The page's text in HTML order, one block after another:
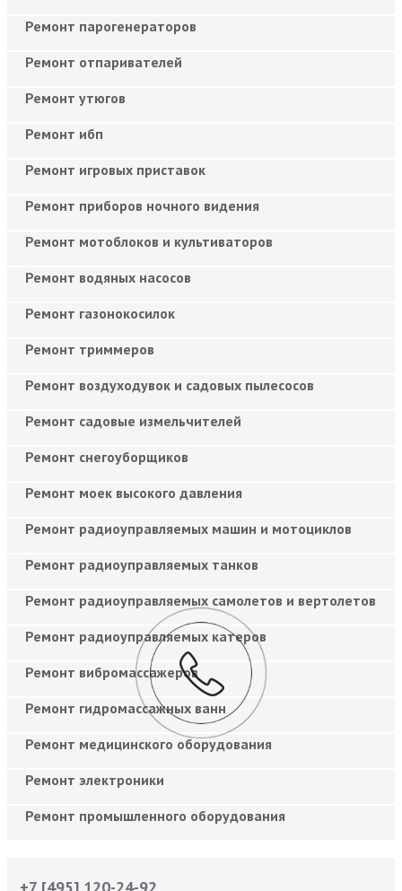
Ремонт парогенераторов
Ремонт отпаривателей
Ремонт утюгов
Ремонт ибп
Ремонт игровых приставок
Ремонт приборов ночного видения
Ремонт мотоблоков и культиваторов
Ремонт водяных насосов
Ремонт газонокосилок
Ремонт триммеров
Ремонт воздуходувок и садовых пылесосов
Ремонт садовые измельчителей
Ремонт снегоуборщиков
Ремонт моек высокого давления
Ремонт радиоуправляемых машин и мотоциклов
Ремонт радиоуправляемых танков
Ремонт радиоуправляемых самолетов и вертолетов
Ремонт радиоуправляемых катеров
Ремонт вибромассажеров
Ремонт гидромассажных ванн
Ремонт медицинского оборудования
Ремонт электроники
Ремонт промышленного оборудования